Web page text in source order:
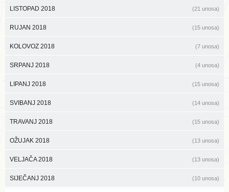
LISTOPAD 2018 (21 unosa)
RUJAN 2018 (15 unosa)
KOLOVOZ 2018 (7 unosa)
SRPANJ 2018 (4 unosa)
LIPANJ 2018 (15 unosa)
SVIBANJ 2018 (14 unosa)
TRAVANJ 2018 (15 unosa)
OŽUJAK 2018 (13 unosa)
VELJAČA 2018 (13 unosa)
SIJEČANJ 2018 (10 unosa)